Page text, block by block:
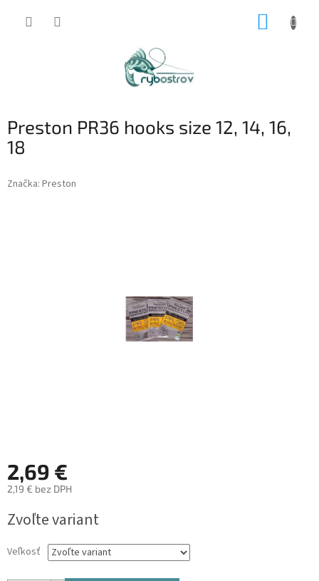
Preston PR36 hooks size 12, 14, 16,
18
Značka: Preston
2,69 €
2,19 € bez DPH
cena:
Zvoľte variant
Veľkosť